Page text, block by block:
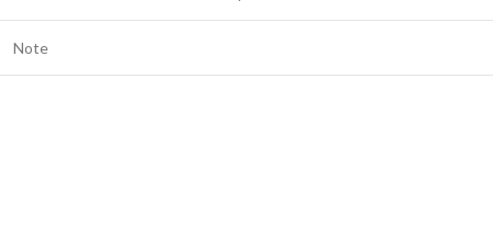
Note